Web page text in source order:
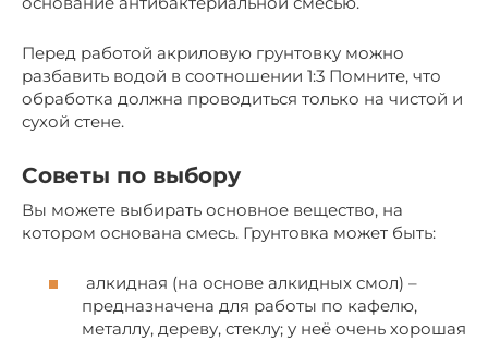
Перед работой акриловую грунтовку можно
разбавить водой в соотношении 1:3 Помните, что
обработка должна проводиться только на чистой и
сухой стене.
Советы по выбору
Вы можете выбирать основное вещество, на
котором основана смесь. Грунтовка может быть:
алкидная (на основе алкидных смол) –
предназначена для работы по кафелю,
металлу, дереву, стеклу; у неё очень хорошая